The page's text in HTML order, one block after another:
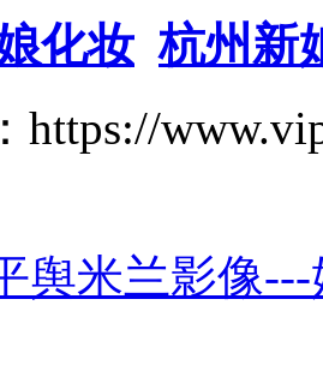
化妆 杭州新
https://
舆米兰影像